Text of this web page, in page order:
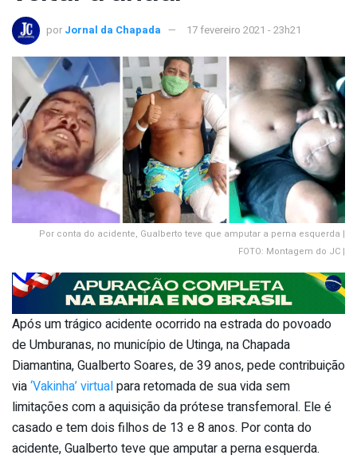
por Jornal da Chapada 17 fevereiro 2021 - 23h21
Por conta do acidente, Gualberto teve que amputar a perna esquerda |
FOTO: Montagem do JC |
Após um trágico acidente ocorrido na estrada do povoado
de Umburanas, no município de Utinga, na Chapada
Diamantina, Gualberto Soares, de 39 anos, pede contribuição
via‘Vakinha’ virtualpara retomada de sua vida sem
limitações com a aquisição da prótese transfemoral. Ele é
casado e tem dois filhos de 13 e 8 anos. Por conta do
acidente, Gualberto teve que amputar a perna esquerda.